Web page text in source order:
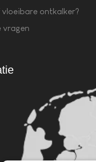
ontkalker?
vragen